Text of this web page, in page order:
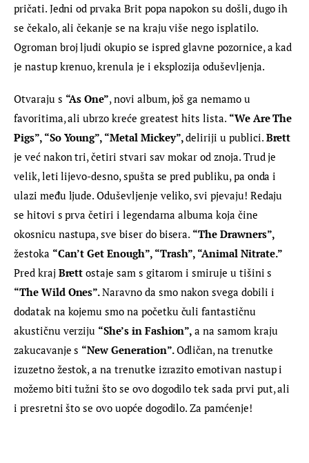
pričati. Jedni od prvaka Brit popa napokon su došli, dugo ih
se čekalo, ali čekanje se na kraju više nego isplatilo.
Ogroman broj ljudi okupio se ispred glavne pozornice, a kad
je nastup krenuo, krenula je i eksplozija oduševljenja.
Otvaraju s “As One”, novi album, još ga nemamo u
favoritima, ali ubrzo kreće greatest hits lista. “We Are The
Pigs”, “So Young”, “Metal Mickey”, deliriji u publici. Brett
je već nakon tri, četiri stvari sav mokar od znoja. Trud je
velik, leti lijevo-desno, spušta se pred publiku, pa onda i
ulazi među ljude. Oduševljenje veliko, svi pjevaju! Redaju
se hitovi s prva četiri i legendarna albuma koja čine
okosnicu nastupa, sve biser do bisera. “The Drawners”,
žestoka “Can’t Get Enough”, “Trash”, “Animal Nitrate.”
Pred kraj Brett ostaje sam s gitarom i smiruje u tišini s
“The Wild Ones”. Naravno da smo nakon svega dobili i
dodatak na kojemu smo na početku čuli fantastičnu
akustičnu verziju “She’s in Fashion”, a na samom kraju
zakucavanje s “New Generation”. Odličan, na trenutke
izuzetno žestok, a na trenutke izrazito emotivan nastup i
možemo biti tužni što se ovo dogodilo tek sada prvi put, ali
i presretni što se ovo uopće dogodilo. Za pamćenje!